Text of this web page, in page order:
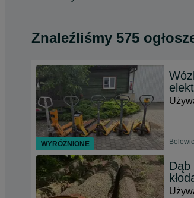
Znaleźliśmy 575
Dąb
WYRÓŻNIONE